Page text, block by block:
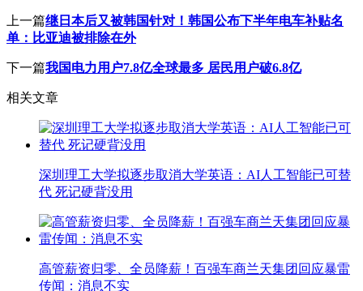
上一篇继日本后又被韩国针对！韩国公布下半年电车补贴名
单：比亚迪被排除在外
下一篇我国电力用户7.8亿全球最多 居民用户破6.8亿
相关文章
深圳理工大学拟逐步取消大学英语：AI人工智能已可替
代 死记硬背没用
高管薪资归零、全员降薪！百强车商兰天集团回应暴雷
传闻：消息不实